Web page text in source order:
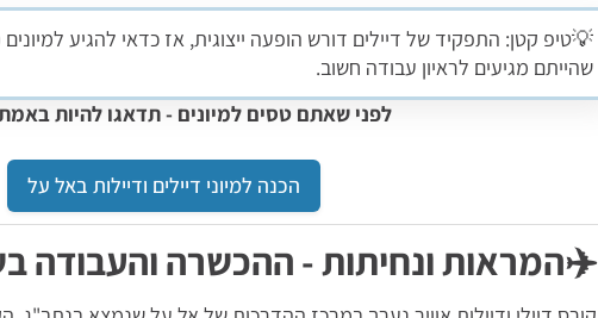
💡טיפ קטן: התפקיד של דיילים דורש הופעה ייצוגית, אז כדאי להגיע
שהייתם מגיעים לראיון עבודה חשוב.
לפני שאתם טסים למיונים - תדאגו להיות
הכנה למיוני דיילים ודיילות באל על
✈️המראות ונחיתות - ההכשרה והעבודה